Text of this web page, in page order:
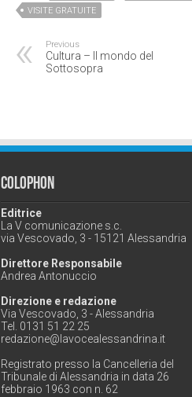
VISITE GRATUITE
Previous
Cultura – Il mondo del
Sottosopra
Colophon
Editrice
La V comunicazione s.c.
via Vescovado, 3 - 15121 Alessandria
Direttore Responsabile
Andrea Antonuccio
Direzione e redazione
Via Vescovado, 3 - Alessandria
Tel. 0131 51 22 25
redazione@lavocealessandrina.it
Registrato presso la Cancelleria del
Tribunale di Alessandria in data 26
febbraio 1963 con n. 62